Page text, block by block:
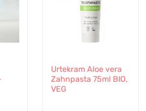
Urtekram Aloe vera
Zahnpasta 75ml BIO,
VEG